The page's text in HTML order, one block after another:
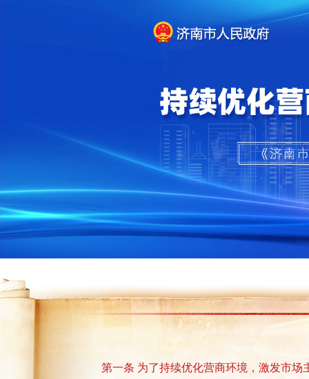
第一条 为了持续优化营商环境，激发市